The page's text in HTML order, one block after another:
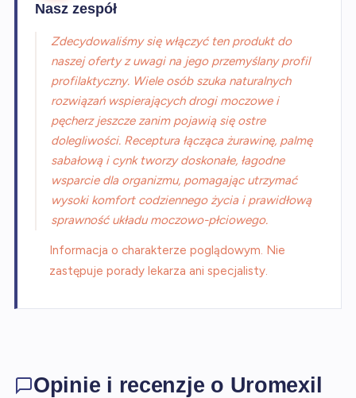
Nasz zespół
Zdecydowaliśmy się włączyć ten produkt do
naszej oferty z uwagi na jego przemyślany profil
profilaktyczny. Wiele osób szuka naturalnych
rozwiązań wspierających drogi moczowe i
pęcherz jeszcze zanim pojawią się ostre
dolegliwości. Receptura łącząca żurawinę, palmę
sabałową i cynk tworzy doskonałe, łagodne
wsparcie dla organizmu, pomagając utrzymać
wysoki komfort codziennego życia i prawidłową
sprawność układu moczowo-płciowego.
Informacja o charakterze poglądowym. Nie
zastępuje porady lekarza ani specjalisty.
Opinie i recenzje o Uromexil